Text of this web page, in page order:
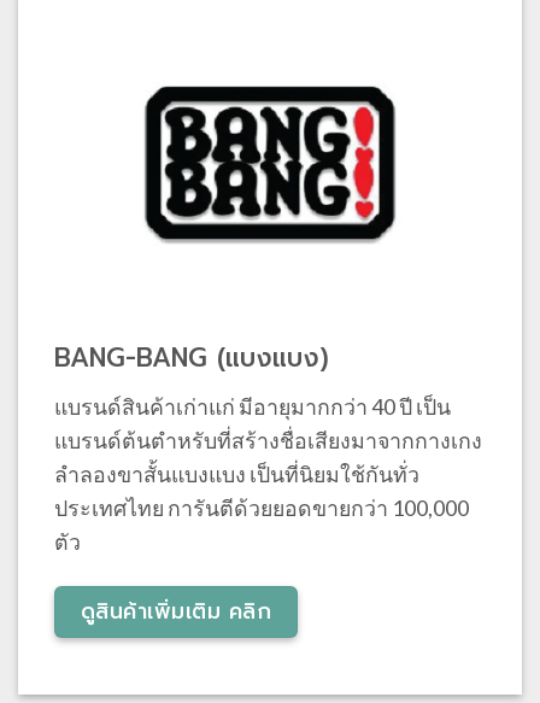
BANG-BANG (แบงแบง)
แบรนด์สินค้าเก่าแก่ มีอายุมากกว่า 40 ปี เป็น
แบรนด์ต้นตำหรับที่สร้างชื่อเสียงมาจากกางเกง
ลำลองขาสั้นแบงแบง เป็นที่นิยมใช้กันทั่ว
ประเทศไทย การันตีด้วยยอดขายกว่า 100,000
ตัว
ดูสินค้าเพิ่มเติม คลิก